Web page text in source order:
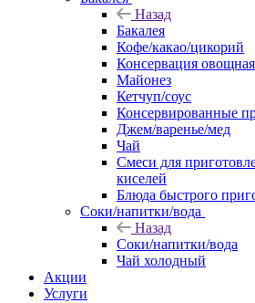
Назад
Бакалея
Кофе/какао/цикорий
Консервация овощная
Майонез
Кетчуп/соус
Консервированные
Джем/варенье/мед
Чай
Смеси для
киселей
Блюда быстрого
Соки/напитки/вода
Назад
Соки/напитки/вода
Чай холодный
Акции
Услуги